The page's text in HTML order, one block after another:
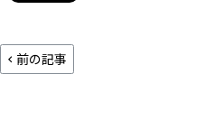
前の記事